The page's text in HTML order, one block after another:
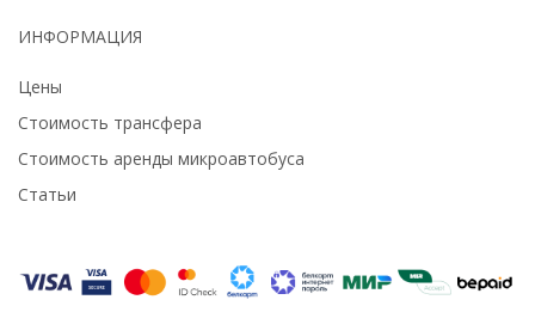
ИНФОРМАЦИЯ
Цены
Стоимость трансфера
Стоимость аренды микроавтобуса
Статьи